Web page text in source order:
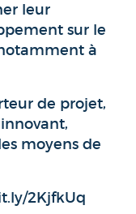
leur
sur le
à
de projet,
moyens de
2KjfkUq